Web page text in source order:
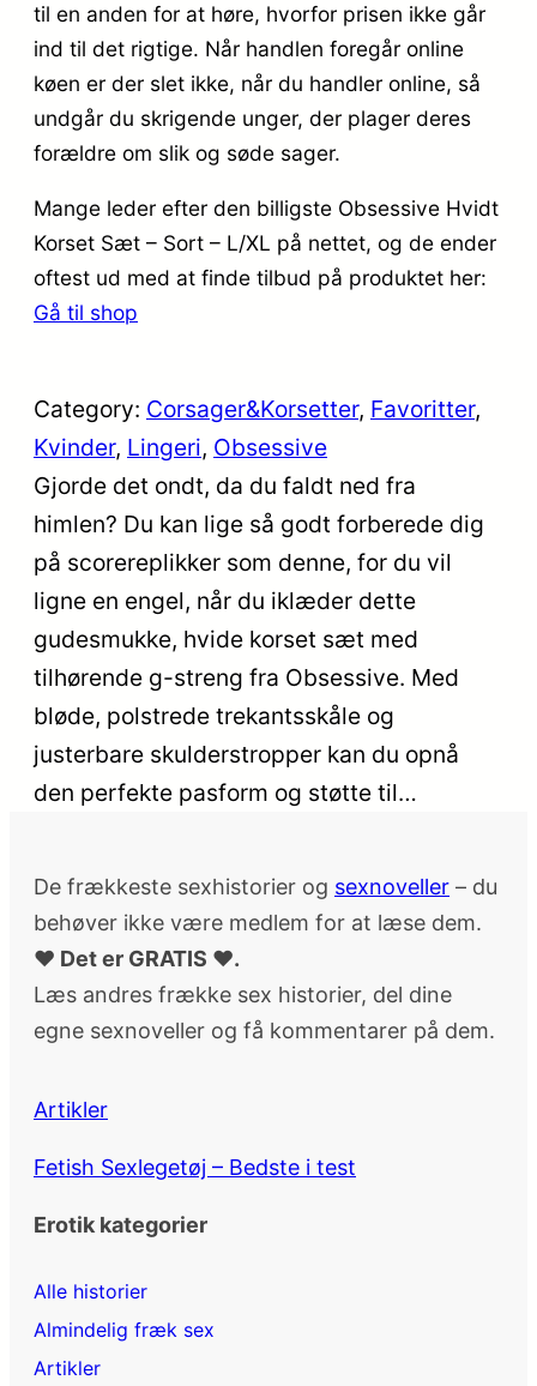
til en anden for at høre, hvorfor prisen ikke går
ind til det rigtige. Når handlen foregår online
køen er der slet ikke, når du handler online, så
undgår du skrigende unger, der plager deres
forældre om slik og søde sager.
Mange leder efter den billigste Obsessive Hvidt
Korset Sæt – Sort – L/XL på nettet, og de ender
oftest ud med at finde tilbud på produktet her:
Gå til shop
Category: Corsager&Korsetter, Favoritter
Kvinder, Lingeri, Obsessive
Gjorde det ondt, da du faldt ned fra
himlen? Du kan lige så godt forberede dig
på scorereplikker som denne, for du vil
ligne en engel, når du iklæder dette
gudesmukke, hvide korset sæt med
tilhørende g-streng fra Obsessive. Med
bløde, polstrede trekantsskåle og
justerbare skulderstropper kan du opnå
den perfekte pasform og støtte til…
De frækkeste sexhistorier og sexnoveller – du
behøver ikke være medlem for at læse dem.
♥ Det er GRATIS ♥.
Læs andres frække sex historier, del dine
egne sexnoveller og få kommentarer på dem.
Artikler
Fetish Sexlegetøj – Bedste i test
Erotik kategorier
Alle historier
Almindelig fræk sex
Artikler